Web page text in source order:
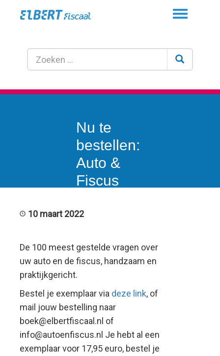
Toggle
Nu te
bestellen:
Auto &
Fiscus
10 maart 2022
De 100 meest gestelde vragen over
uw auto en de fiscus, handzaam en
praktijkgericht.
Bestel je exemplaar via deze link, of
mail jouw bestelling naar
boek@elbertfiscaal.nl of
info@autoenfiscus.nl Je hebt al een
exemplaar voor 17,95 euro, bestel je